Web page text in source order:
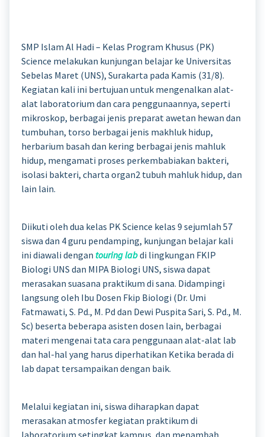
SMP Islam Al Hadi – Kelas Program Khusus (PK)
Science melakukan kunjungan belajar ke Universitas
Sebelas Maret (UNS), Surakarta pada Kamis (31/8).
Kegiatan kali ini bertujuan untuk mengenalkan alat-
alat laboratorium dan cara penggunaannya, seperti
mikroskop, berbagai jenis preparat awetan hewan dan
tumbuhan, torso berbagai jenis makhluk hidup,
herbarium basah dan kering berbagai jenis mahluk
hidup, mengamati proses perkembabiakan bakteri,
isolasi bakteri, charta organ2 tubuh mahluk hidup, dan
lain lain.
Diikuti oleh dua kelas PK Science kelas 9 sejumlah 57
siswa dan 4 guru pendamping, kunjungan belajar kali
ini diawali dengan touring labdi lingkungan FKIP
Biologi UNS dan MIPA Biologi UNS, siswa dapat
merasakan suasana praktikum di sana. Didampingi
langsung oleh Ibu Dosen Fkip Biologi (Dr. Umi
Fatmawati, S. Pd., M. Pd dan Dewi Puspita Sari, S. Pd., M.
Sc) beserta beberapa asisten dosen lain, berbagai
materi mengenai tata cara penggunaan alat-alat lab
dan hal-hal yang harus diperhatikan Ketika berada di
lab dapat tersampaikan dengan baik.
Melalui kegiatan ini, siswa diharapkan dapat
merasakan atmosfer kegiatan praktikum di
laboratorium setingkat kampus, dan menambah